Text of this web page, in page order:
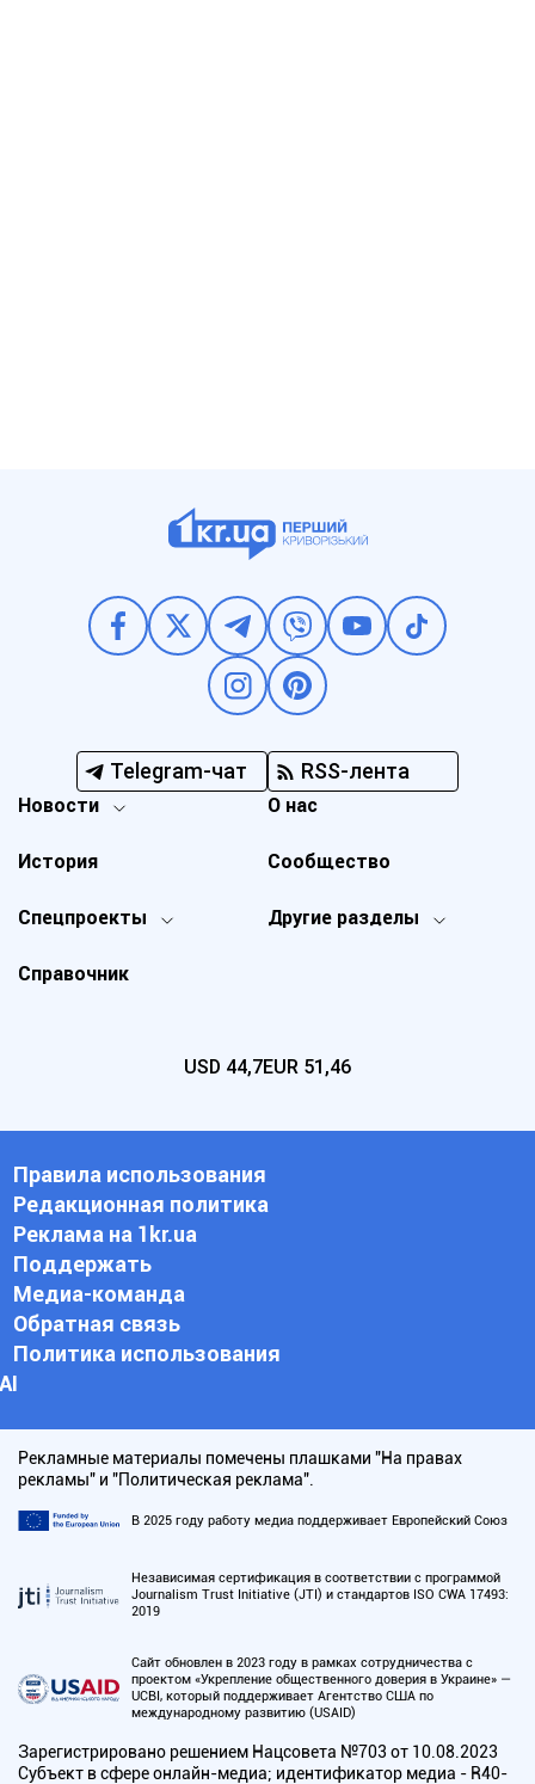
Telegram-чат RSS-лента
Новости
Спецпроекты Другие разделы
История
О нас
Справочник
Сообщество
USD 44,7EUR 51,46
Правила использования
Редакционная политика
Реклама на 1kr.ua
Поддержать
Медиа-команда
Обратная связь
Политика использования
АI
Рекламные материалы помечены плашками "На правах
рекламы" и "Политическая реклама".
В 2025 году работу медиа поддерживает Европейский Союз
Независимая сертификация в соответствии с программой
Journalism Trust Initiative (JTI) и стандартов ISO CWA 17493:
2019
Сайт обновлен в 2023 году в рамках сотрудничества с
проектом «Укрепление общественного доверия в Украине» —
UCBI, который поддерживает Агентство США по
международному развитию (USAID)
Зарегистрировано решением Нацсовета №703 от 10.08.2023
Субъект в сфере онлайн-медиа; идентификатор медиа - R40-